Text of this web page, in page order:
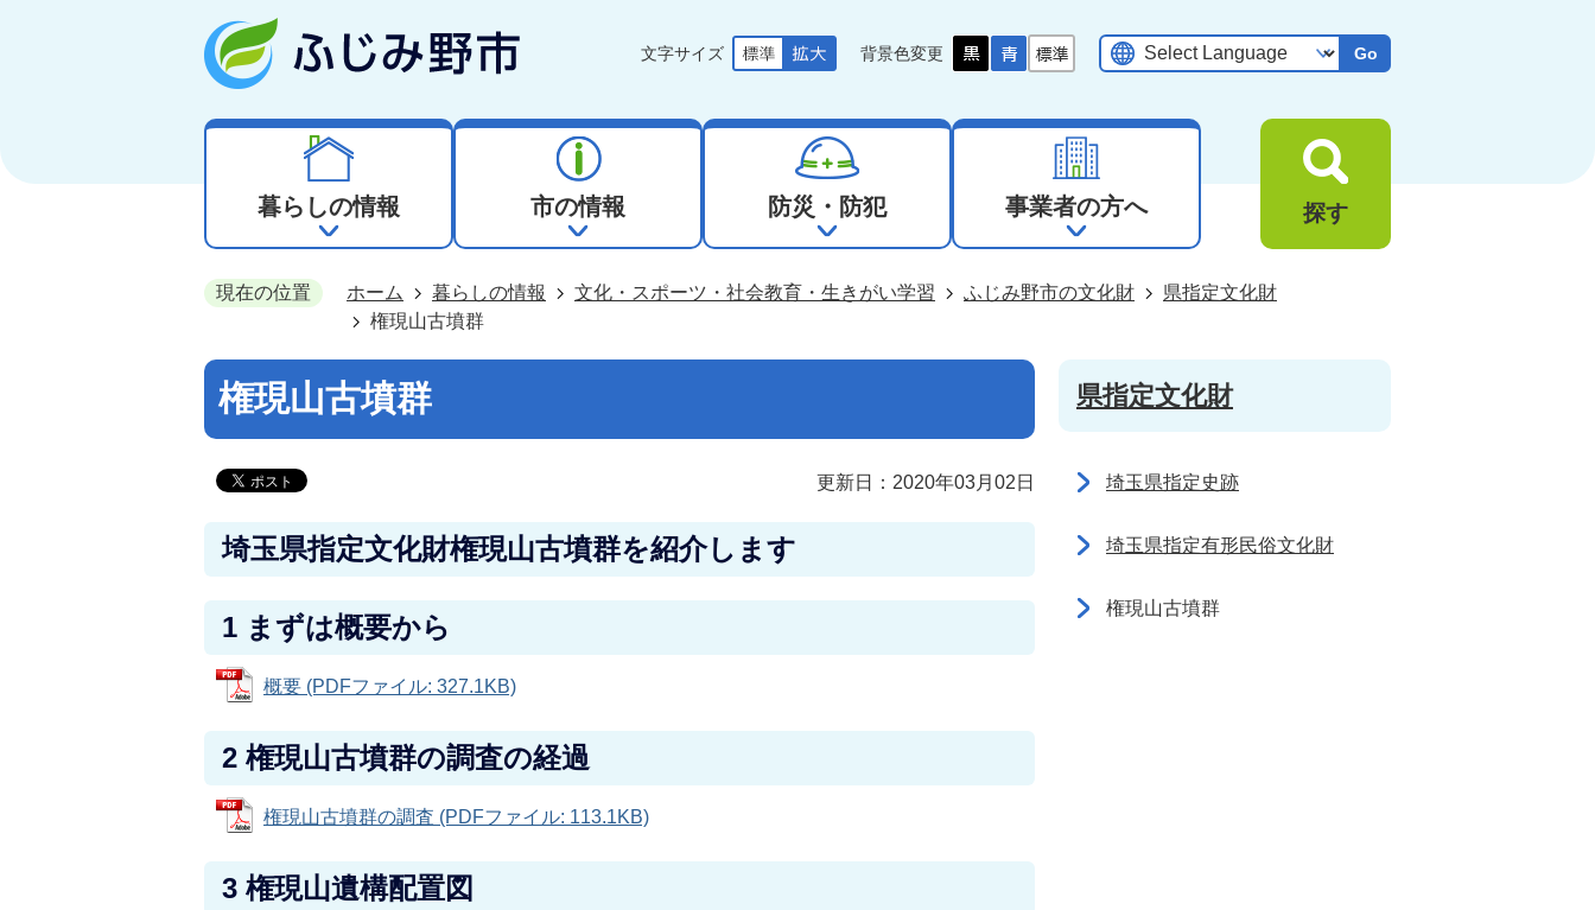
文字サイズ 背景色変更 Go
暮らしの情報 市の情報 防災・防犯 事業者の方へ 探す
現在の位置 ホーム 暮らしの情報 文化・スポーツ・社会教育・生きがい学習 ふじみ野市の文化財
県指定文化財
権現山古墳群
権現山古墳群
更新日：2020年03月02日
埼玉県指定文化財権現山古墳群を紹介します
1 まずは概要から
概要 (PDFファイル: 327.1KB)
2 権現山古墳群の調査の経過
権現山古墳群の調査 (PDFファイル: 113.1KB)
3 権現山遺構配置図
県指定文化財
埼玉県指定史跡
埼玉県指定有形民俗文化財
権現山古墳群